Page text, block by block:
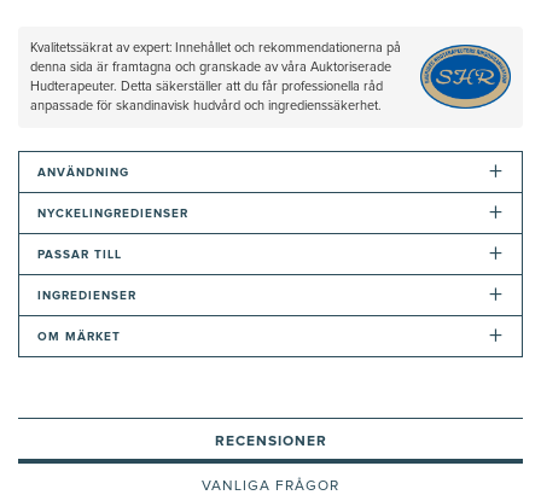
Kvalitetssäkrat av expert: Innehållet och rekommendationerna på
denna sida är framtagna och granskade av våra Auktoriserade
Hudterapeuter. Detta säkerställer att du får professionella råd
anpassade för skandinavisk hudvård och ingredienssäkerhet.
ANVÄNDNING +
NYCKELINGREDIENSER +
PASSAR TILL +
INGREDIENSER +
OM MÄRKET +
RECENSIONER
VANLIGA FRÅGOR